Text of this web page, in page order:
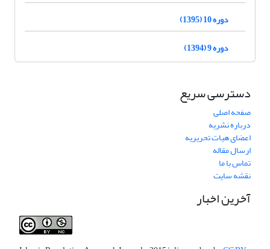
دوره 10 (1395)
دوره 9 (1394)
دسترسی سریع
صفحه اصلی
درباره نشریه
اعضای هیات تحریریه
ارسال مقاله
تماس با ما
نقشه سایت
آخرین اخبار